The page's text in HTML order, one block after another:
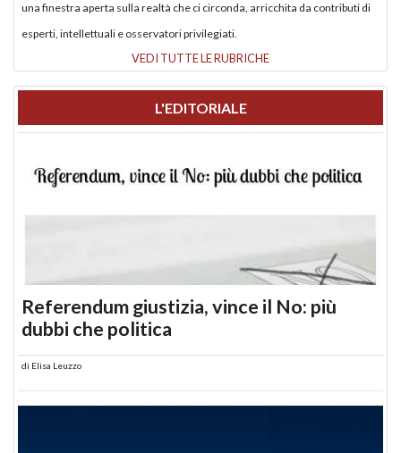
una finestra aperta sulla realtà che ci circonda, arricchita da contributi di
esperti, intellettuali e osservatori privilegiati.
VEDI TUTTE LE RUBRICHE
L'EDITORIALE
Referendum giustizia, vince il No: più
dubbi che politica
di Elisa Leuzzo